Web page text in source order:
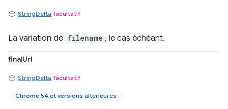
StringDelta facultatif
La variation de filename , le cas échéant.
finalUrl
StringDelta facultatif
Chrome 54 et versions ultérieures